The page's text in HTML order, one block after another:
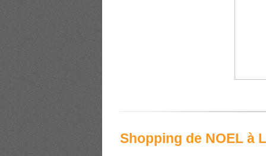
Shopping de NOEL à